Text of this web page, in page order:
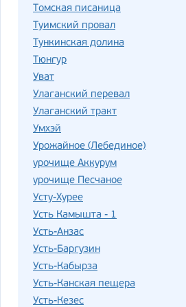
Томская писаница
Туимский провал
Тункинская долина
Тюнгур
Уват
Улаганский перевал
Улаганский тракт
Умхэй
Урожайное (Лебединое)
урочище Аккурум
урочище Песчаное
Усту-Хурее
Усть Камышта - 1
Усть-Анзас
Усть-Баргузин
Усть-Кабырза
Усть-Канская пещера
Усть-Кезес